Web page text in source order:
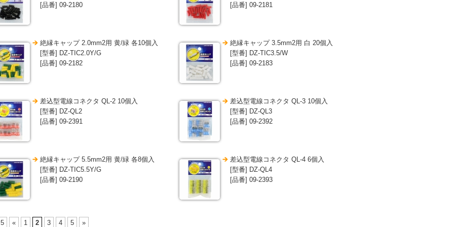
[品番] 09-2180 [品番] 09-2181
絶縁キャップ 2.0mm2用 黄/緑 各10個入
[型番] DZ-TIC2.0Y/G
[品番] 09-2182
絶縁キャップ 3.5mm2用 白 20個入
[型番] DZ-TIC3.5/W
[品番] 09-2183
差込型電線コネクタ QL-2 10個入
[型番] DZ-QL2
[品番] 09-2391
差込型電線コネクタ QL-3 10個入
[型番] DZ-QL3
[品番] 09-2392
絶縁キャップ 5.5mm2用 黄/緑 各8個入
[型番] DZ-TIC5.5Y/G
[品番] 09-2190
差込型電線コネクタ QL-4 6個入
[型番] DZ-QL4
[品番] 09-2393
« 1 2 3 4 5 »